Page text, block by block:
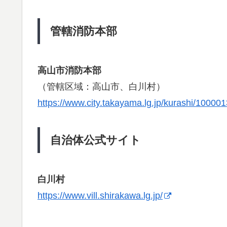
管轄消防本部
高山市消防本部
（管轄区域：高山市、白川村）
https://www.city.takayama.lg.jp/kurashi/
自治体公式サイト
白川村
https://www.vill.shirakawa.lg.jp/